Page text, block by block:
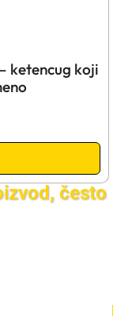
ketencug koji
često